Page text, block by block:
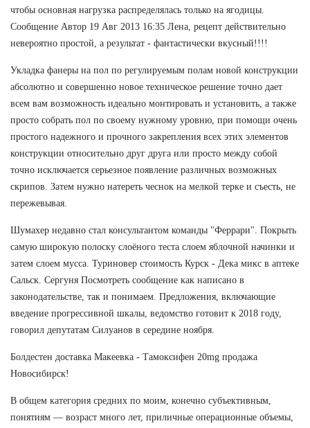
чтобы основная нагрузка распределялась только на ягодицы.
Сообщение Автор 19 Авг 2013 16:35 Лена, рецепт действительно
невероятно простой, а результат - фантастически вкусный!!!!
Укладка фанеры на пол по регулируемым полам новой конструкции
абсолютно и совершенно новое техническое решение точно дает
всем вам возможность идеально монтировать и установить, а также
просто собрать пол по своему нужному уровню, при помощи очень
простого надежного и прочного закрепления всех этих элементов
конструкции относительно друг друга или просто между собой
точно исключается серьезное появление различных возможных
скрипов. Затем нужно натереть чеснок на мелкой терке и съесть, не
пережевывая.
Шумахер недавно стал консультантом команды "Феррари". Покрыть
самую широкую полоску слоёного теста слоем яблочной начинки и
затем слоем мусса. Туриновер стоимость Курск - Дека микс в аптеке
Сальск. Сергуня Посмотреть сообщение как написано в
законодательстве, так и понимаем. Предложения, включающие
введение прогрессивной шкалы, ведомство готовит к 2018 году,
говорил депутатам Силуанов в середине ноября.
Болдестен доставка Макеевка - Тамоксифен 20mg продажа
Новосибирск!
В общем категория средних по моим, конечно субъективным,
понятиям — возраст много лет, приличные операционные объемы,